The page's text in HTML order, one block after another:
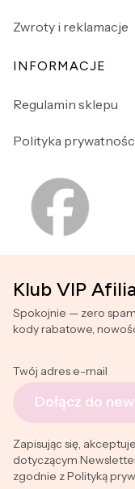
Zwroty i reklamacje
INFORMACJE
Regulamin sklepu
Polityka
Klub VIP
Spokojnie — zero
kody rabatowe,
Twój adres e-mail
Dołącz do
Zapisując się,
dotyczącym
zgodnie z Polityką